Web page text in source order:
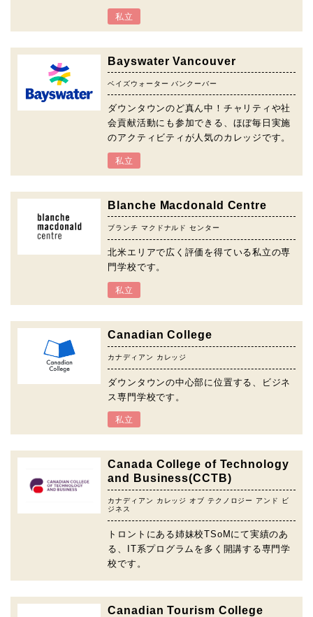
私立
Bayswater Vancouver
ベイズウォーター バンクーバー
ダウンタウンのど真ん中！チャリティや社
会貢献活動にも参加できる、ほぼ毎日実施
のアクティビティが人気のカレッジです。
私立
Blanche Macdonald Centre
ブランチ マクドナルド センター
北米エリアで広く評価を得ている私立の専
門学校です。
私立
Canadian College
カナディアン カレッジ
ダウンタウンの中心部に位置する、ビジネ
ス専門学校です。
私立
Canada College of Technology
and Business(CCTB)
カナディアン カレッジ オブ テクノロジー アンド ビ
ジネス
トロントにある姉妹校TSoMにて実績のあ
る、IT系プログラムを多く開講する専門学
校です。
Canadian Tourism College